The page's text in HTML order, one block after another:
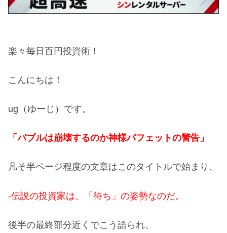
楽々毎日百円投資術！
こんにちは！
ug（ゆーじ）です。
「バブルは崩壊するのか神様バフェットの警告」
凡そ半ページ程度の文章はこのタイトルで始まり、
-伝説の投資家は、「待ち」の姿勢なのだ。
後半の最終部分近くでこう語られ、